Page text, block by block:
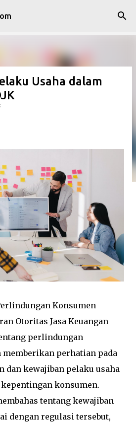
Usaha dalam
Konsumen
Otoritas Jasa Keuangan
perlindungan
memberikan perhatian pada
dan kewajiban pelaku usaha
konsumen.
tentang kewajiban
dengan regulasi tersebut,